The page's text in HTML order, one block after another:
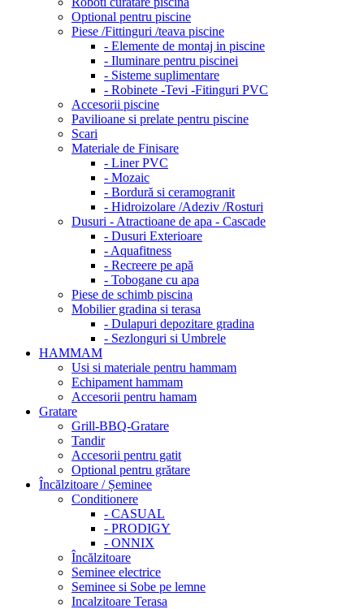
Optional pentru piscine
Piese /Fittinguri /teava piscine
- Elemente de montaj in piscine
- Iluminare pentru piscinei
- Sisteme suplimentare
- Robinete -Tevi -Fitinguri PVC
Accesorii piscine
Pavilioane si prelate pentru piscine
Scari
Materiale de Finisare
- Liner PVC
- Mozaic
- Bordură si ceramogranit
- Hidroizolare /Adeziv /Rosturi
Dusuri - Atractioane de apa - Cascade
- Dusuri Exterioare
- Aquafitness
- Recreere pe apă
- Tobogane cu apa
Piese de schimb piscina
Mobilier gradina si terasa
- Dulapuri depozitare gradina
- Sezlonguri si Umbrele
HAMMAM
Usi si materiale pentru hammam
Echipament hammam
Accesorii pentru hamam
Gratare
Grill-BBQ-Gratare
Tandir
Accesorii pentru gatit
Optional pentru grătare
Încălzitoare / Șeminee
Conditionere
- CASUAL
- PRODIGY
- ONNIX
Încălzitoare
Seminee electrice
Seminee si Sobe pe lemne
Incalzitoare Terasa